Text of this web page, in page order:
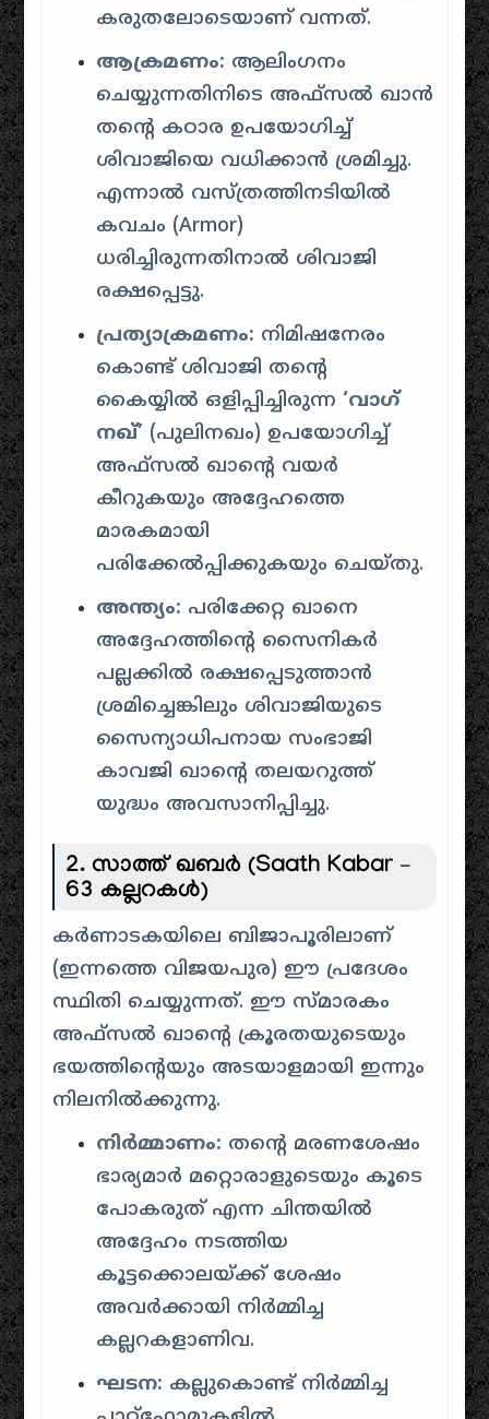
കരുതലോടെയാണ് വന്നത്.
ആക്രമണം: ആലിംഗനം
ചെയ്യുന്നതിനിടെ അഫ്സൽ ഖാൻ
തന്റെ കഠാര ഉപയോഗിച്ച്
ശിവാജിയെ വധിക്കാൻ ശ്രമിച്ചു.
എന്നാൽ വസ്ത്രത്തിനടിയിൽ
കവചം (Armor)
ധരിച്ചിരുന്നതിനാൽ ശിവാജി
രക്ഷപ്പെട്ടു.
പ്രത്യാക്രമണം: നിമിഷനേരം
കൊണ്ട് ശിവാജി തന്റെ
കൈയ്യിൽ ഒളിപ്പിച്ചിരുന്ന‘വാഗ്
നഖ്’ (പുലിനഖം) ഉപയോഗിച്ച്
അഫ്സൽ ഖാൻ്റെ വയർ
കീറുകയും അദ്ദേഹത്തെ
മാരകമായി
പരിക്കേൽപ്പിക്കുകയും ചെയ്തു.
അന്ത്യം: പരിക്കേറ്റ ഖാനെ
അദ്ദേഹത്തിന്റെ സൈനികർ
പല്ലക്കിൽ രക്ഷപ്പെടുത്താൻ
ശ്രമിച്ചെങ്കിലും ശിവാജിയുടെ
സൈന്യാധിപനായ സംഭാജി
കാവജി ഖാൻ്റെ തലയറുത്ത്
യുദ്ധം അവസാനിപ്പിച്ചു.
2. സാത്ത് ഖബർ (Saath Kabar –
63 കല്ലറകൾ)
കർണാടകയിലെ ബിജാപൂരിലാണ്
(ഇന്നത്തെ വിജയപുര) ഈ പ്രദേശം
സ്ഥിതി ചെയ്യുന്നത്. ഈ സ്മാരകം
അഫ്സൽ ഖാൻ്റെ ക്രൂരതയുടെയും
ഭയത്തിന്റെയും അടയാളമായി ഇന്നും
നിലനിൽക്കുന്നു.
നിർമ്മാണം: തന്റെ മരണശേഷം
ഭാര്യമാർ മറ്റൊരാളുടെയും കൂടെ
പോകരുത് എന്ന ചിന്തയിൽ
അദ്ദേഹം നടത്തിയ
കൂട്ടക്കൊലയ്ക്ക് ശേഷം
അവർക്കായി നിർമ്മിച്ച
കല്ലറകളാണിവ.
ഘടന: കല്ലുകൊണ്ട് നിർമ്മിച്ച